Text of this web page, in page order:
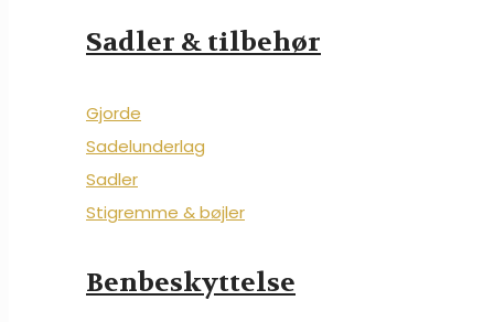
Sadler & tilbehør
Gjorde
Sadelunderlag
Sadler
Stigremme & bøjler
Benbeskyttelse